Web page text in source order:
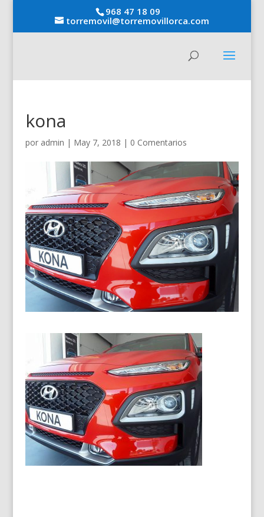
968 47 18 09
torremovil@torremovillorca.com
kona
por admin | May 7, 2018 | 0 Comentarios